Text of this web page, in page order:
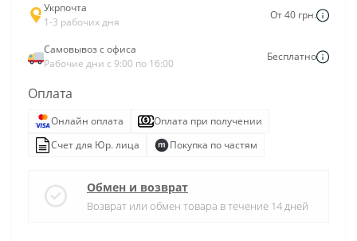
Укрпочта
1-3 рабочих дня
От 40 грн.
Самовывоз с офиса
Рабочие дни с 9:00 по 16:00
Бесплатно
Оплата
Онлайн оплата
Оплата при получении
Счет для Юр. лица
Покупка по частям
Обмен и возврат
Возврат или обмен товара в течение 14 дней